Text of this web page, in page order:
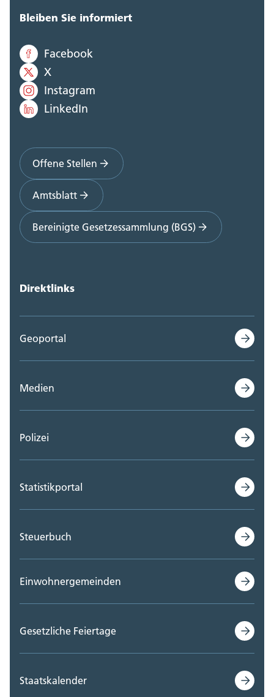
Bleiben Sie informiert
Facebook
X
Instagram
LinkedIn
Offene Stellen
Amtsblatt
Bereinigte Gesetzessammlung (BGS)
Direktlinks
Geoportal
Medien
Polizei
Statistikportal
Steuerbuch
Einwohnergemeinden
Gesetzliche Feiertage
Staatskalender